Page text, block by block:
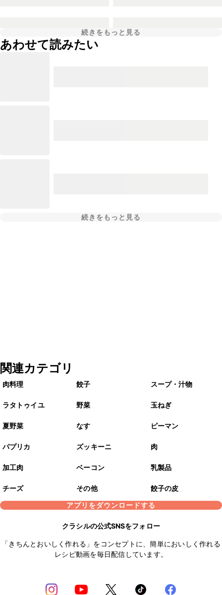
続きをもっと見る
あわせて読みたい
続きをもっと見る
関連カテゴリ
肉料理 餃子 スープ・汁物
ラタトゥイユ 野菜 玉ねぎ
夏野菜 なす ピーマン
パプリカ ズッキーニ 肉
加工肉 ベーコン 乳製品
チーズ その他
餃子の皮
アプリをダウンロードする
クラシルの公式SNSをフォロー
「きちんとおいしく作れる」をコンセプトに、簡単においしく作れる
レシピ動画を毎日配信しています。